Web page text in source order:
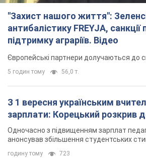
"Захист нашого життя":
антибалістику FREYJA, санкції
підтримку аграріїв. Відео
Європейські партнери долучаються до
5 годин тому 56,0 т.
З 1 вересня українським
зарплати: Корецький розкрив
Одночасно з підвищенням зарплат
анонсував збільшення студентських
годину тому 723